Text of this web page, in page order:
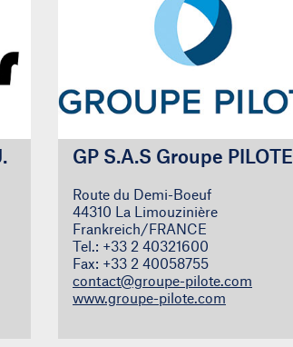
GP S.A.S Groupe PILOTE
Route du Demi-Boeuf
44310 La Limouzinière
Frankreich/FRANCE
Tel.: +33 2 40321600
Fax: +33 2 40058755
contact@groupe-pilote.com
www.groupe-pilote.com